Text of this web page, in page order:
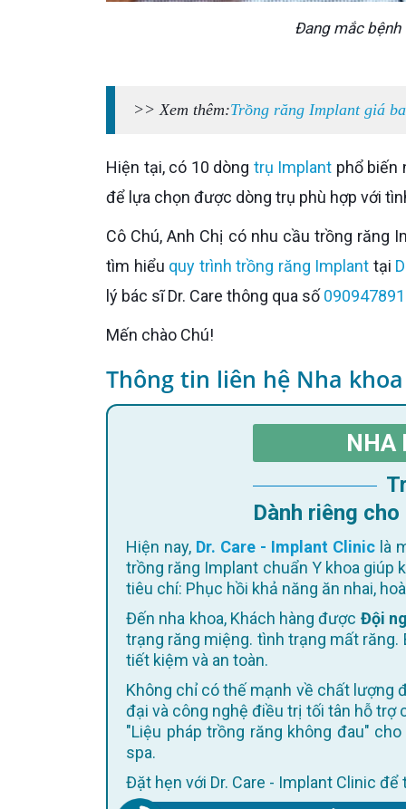
Đang mắc
>> Xem thêm:Trồng răng Implant giá
Hiện tại, có 10 dòng trụ Implant phổ biến
để lựa chọn được dòng trụ phù hợp với
Cô Chú, Anh Chị có nhu cầu trồng răng Implant có thể trực tiếp đến thăm khám tại các Nha khoa hoặc
tìm hiểu quy trình trồng răng Implant tại
lý bác sĩ Dr. Care thông qua số
Mến chào Chú!
Thông tin liên hệ Nha
NHA
Dành riêng
Hiện nay, Dr. Care - Implant Cliniclà
trồng răng Implant chuẩn Y khoa giúp
tiêu chí: Phục hồi khả năng ăn nhai,
Đến nha khoa, Khách hàng được Đội
trạng răng miệng. tình trạng mất răng.
tiết kiệm và an toàn.
Không chỉ có thế mạnh về chất lượng điều trị, Dr. Care còn không ngừng cập nhật trang thiết bị hiện
đại và công nghệ điều trị tối tân hỗ trợ
"Liệu pháp trồng răng không đau"
spa.
Đặt hẹn với Dr. Care - Implant Clinic